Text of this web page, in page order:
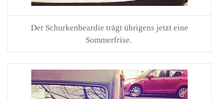
Der Schurkenbeardie trägt übrigens jetzt eine
Sommerfrise.